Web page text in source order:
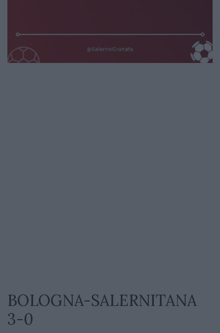
BOLOGNA-SALERNITANA
3-0